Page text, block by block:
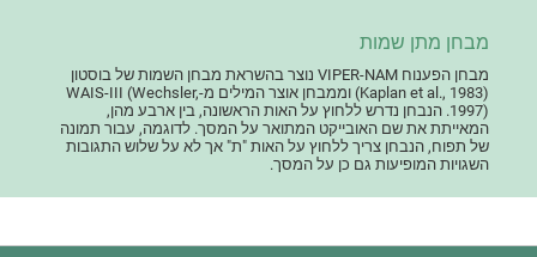
מבחן מתן שמות
מבחן הפענוח VIPER-NAM נוצר בהשראת מבחן השמות של בוסטון
(Kaplan et al., 1983) וממבחן אוצר המילים מ-WAIS-III (Wechsler,
1997). הנבחן נדרש ללחוץ על האות הראשונה, בין ארבע מהן,
המאייתת את שם האובייקט המתואר על המסך. לדוגמה, עבור תמונה
של תפוח, הנבחן צריך ללחוץ על האות "ת" אך לא על שלוש התגובות
השגויות המופיעות גם כן על המסך.